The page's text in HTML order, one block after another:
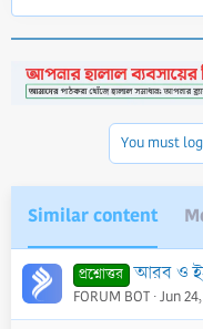
You must
Similar content
প্রশ্নোত্তর আরব ও
FORUM BOT Jun